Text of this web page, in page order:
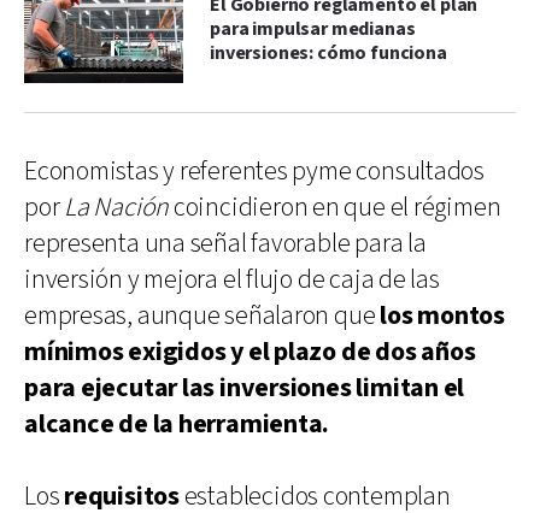
para impulsar medianas
inversiones: cómo funciona
Economistas y referentes pyme consultados
porLa Nacióncoincidieron en que el régimen
representa una señal favorable para la
inversión y mejora el flujo de caja de las
empresas, aunque señalaron quelos montos
mínimos exigidos y el plazo de dos años
para ejecutar las inversiones limitan el
alcance de la herramienta.
Losrequisitosestablecidos contemplan